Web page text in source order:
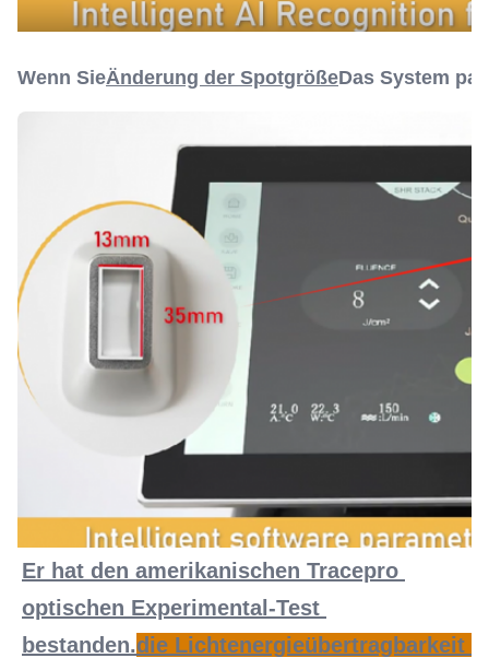
Wenn SieÄnderung der SpotgrößeDas System
Er hat den amerikanischen Tracepro
optischen Experimental-Test
bestanden.die Lichtenergieübertragbarkeit